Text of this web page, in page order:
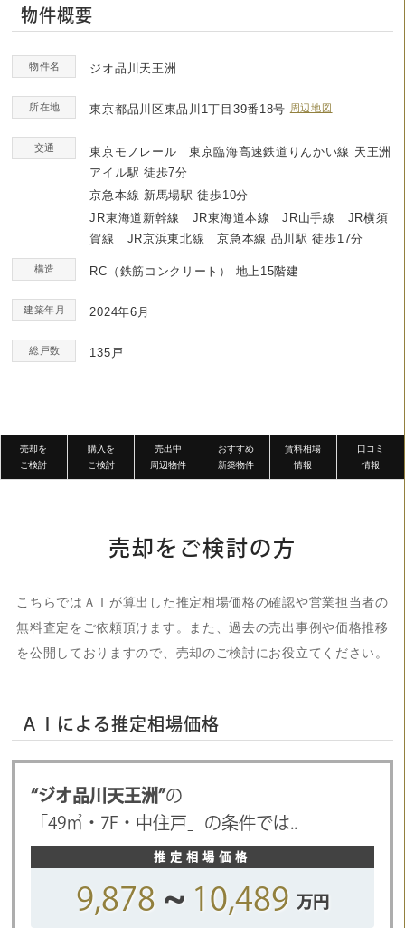
物件概要
物件名 ジオ品川天王洲
所在地 東京都品川区東品川1丁目39番18号 周辺地図
交通
東京モノレール 東京臨海高速鉄道りんかい線 天王洲
アイル駅 徒歩7分
京急本線 新馬場駅 徒歩10分
JR東海道新幹線 JR東海道本線 JR山手線 JR横須
賀線 JR京浜東北線 京急本線 品川駅 徒歩17分
構造 RC（鉄筋コンクリート） 地上15階建
建築年月 2024年6月
総戸数 135戸
売却を
ご検討
購入を
ご検討
売出中
周辺物件
おすすめ
新築物件
賃料相場
情報
口コミ
情報
売却をご検討の方
こちらではＡＩが算出した推定相場価格の確認や営業担当者の
無料査定をご依頼頂けます。また、過去の売出事例や価格推移
を公開しておりますので、売却のご検討にお役立てください。
ＡＩによる推定相場価格
“ジオ品川天王洲”の
「49㎡・ 7F ・ 中住戸 」の条件では..
9,878 ~ 10,489 万円